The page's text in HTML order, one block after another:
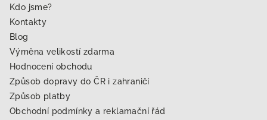
Kdo jsme?
Kontakty
Blog
Výměna velikostí zdarma
Hodnocení obchodu
Způsob dopravy do ČR i zahraničí
Způsob platby
Obchodní podmínky a reklamační řád